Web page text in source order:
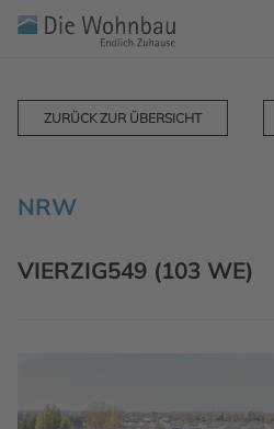
ZURÜCK ZUR ÜBERSICHT
NRW
VIERZIG549 (103 WE)